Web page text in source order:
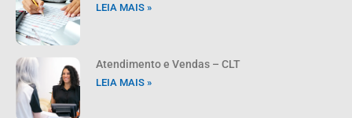
LEIA MAIS »
Atendimento e Vendas – CLT
LEIA MAIS »